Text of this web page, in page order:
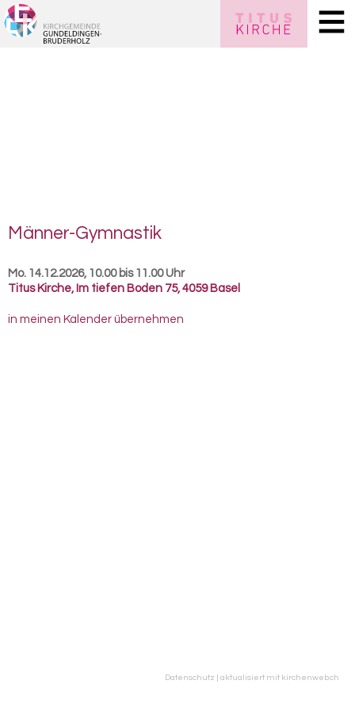
Männer-​Gymnastik
Mo. 14.12.2026, 10.00 bis 11.00 Uhr
Titus Kirche, Im tiefen Boden 75, 4059 Basel
in meinen Kalender übernehmen
Datenschutz | aktualisiert mit kirchenweb.ch